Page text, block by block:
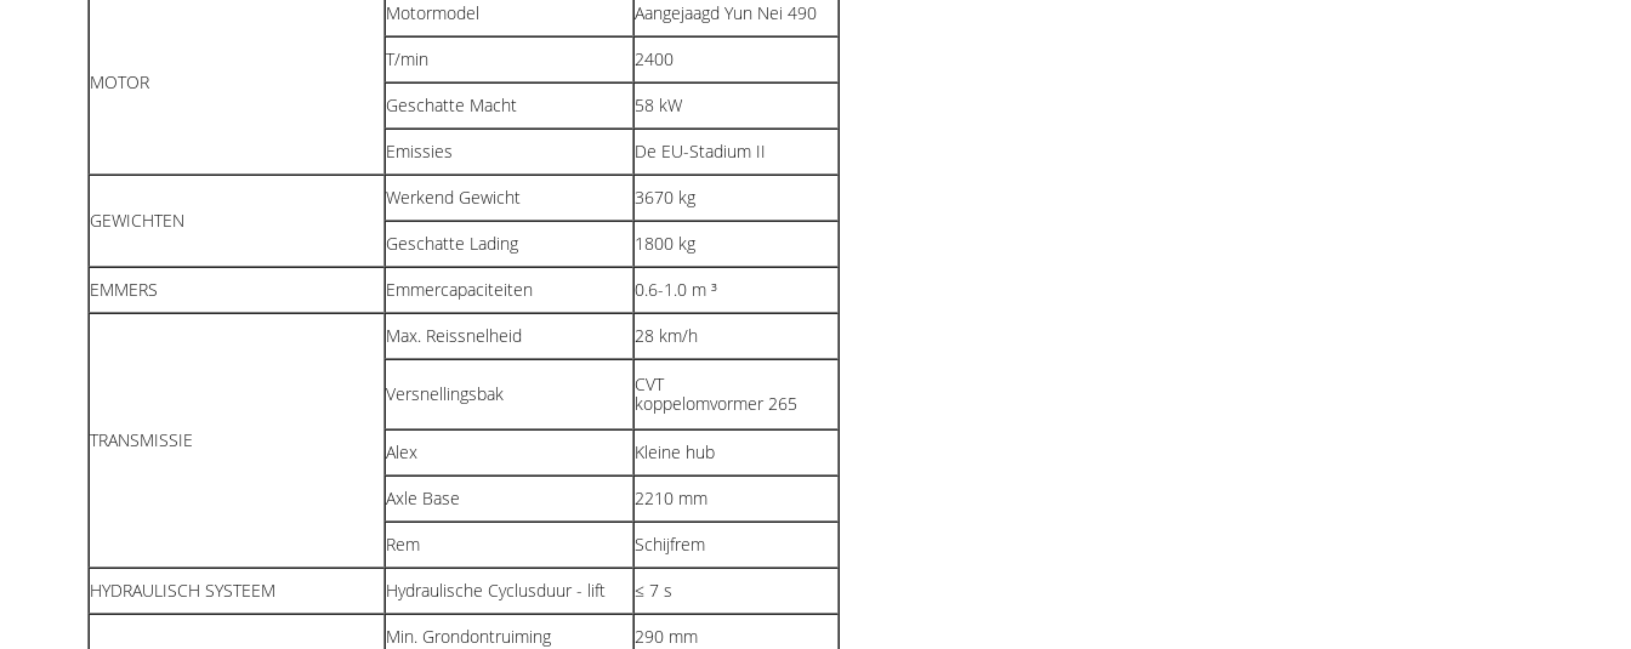
MOTOR
Motormodel
Aangejaagd Yun Nei 490
T/min
2400
Geschatte Macht
58 kW
Emissies
De EU-Stadium II
GEWICHTEN
Werkend Gewicht
3670 kg
Geschatte Lading
1800 kg
EMMERS
Emmercapaciteiten 0.6-1.0 m ³
TRANSMISSIE
Max. Reissnelheid 28 km/h
Versnellingsbak
CVT
koppelomvormer 265
Alex
Kleine hub
Axle Base
2210 mm
Rem
Schijfrem
HYDRAULISCH SYSTEEM
Hydraulische Cyclusduur - lift ≤ 7 s
Min. Grondontruiming
290 mm